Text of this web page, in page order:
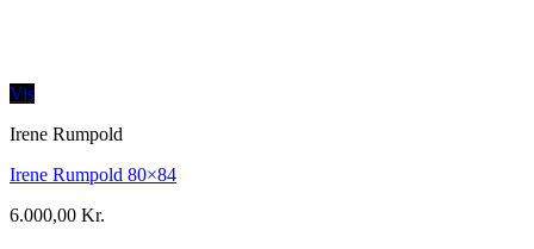
Vis
Irene Rumpold
Irene Rumpold 80×84
6.000,00 Kr.